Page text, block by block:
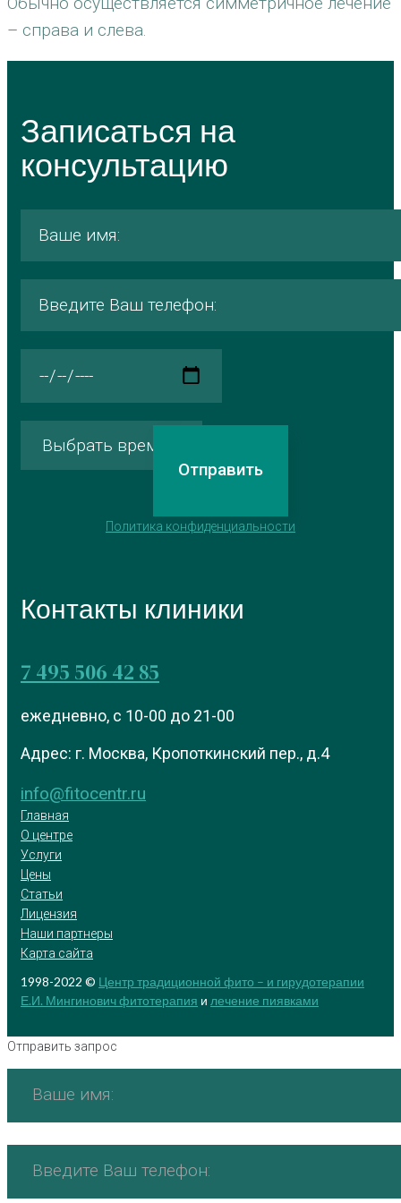
– справа и слева.
Записаться на
консультацию
Политика конфиденциальности
Контакты клиники
7 495 506 42 85
ежедневно, с 10-00 до 21-00
Адрес: г. Москва, Кропоткинский пер., д.4
info@fitocentr.ru
Главная
О центре
Услуги
Цены
Статьи
Лицензия
Наши партнеры
Карта сайта
1998-2022 © Центр традиционной фито – и гирудотерапии
Е.И. Мингиновичфитотерапия и лечение пиявками
Отправить запрос